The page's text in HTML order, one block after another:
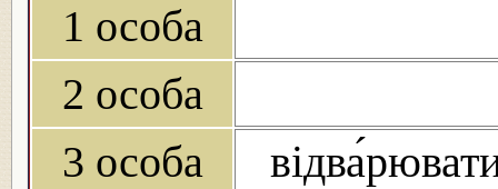
1 особа
2 особа
3 особа